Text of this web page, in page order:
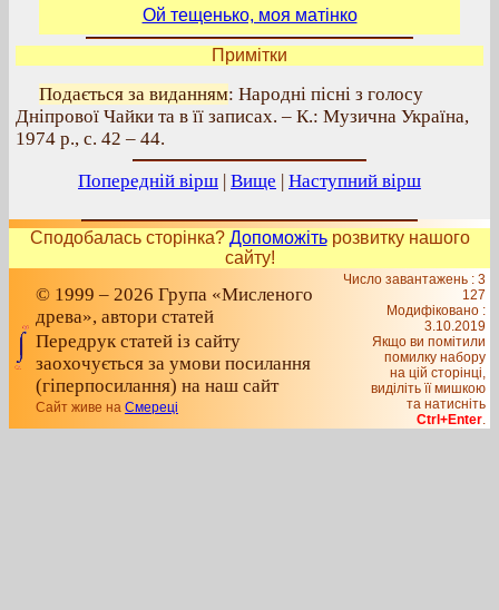
Ой тещенько, моя матінко
Примітки
Подається за виданням: Народні пісні з голосу
Дніпрової Чайки та в її записах. – К.: Музична Україна,
1974 р., с. 42 – 44.
Попередній вірш | Вище | Наступний вірш
Сподобалась сторінка? Допоможітьрозвитку нашого
сайту!
© 1999 – 2026 Група «Мисленого
древа», автори статей
Передрук статей із сайту
заохочується за умови посилання
(гіперпосилання) на наш сайт
Сайт живе на Смереці
Число завантажень : 3
127
Модифіковано :
3.10.2019
Якщо ви помітили
помилку набору
на цiй сторiнцi,
видiлiть її мишкою
та натисніть
Ctrl+Enter.